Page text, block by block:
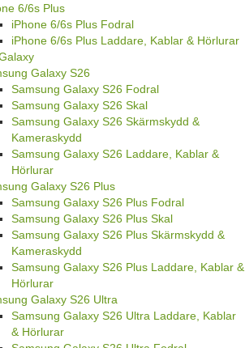
6/6s Plus
iPhone 6/6s Plus Fodral
iPhone 6/6s Plus Laddare, Kablar & Hörlurar
Galaxy S26
Samsung Galaxy S26 Fodral
Samsung Galaxy S26 Skal
Samsung Galaxy S26 Skärmskydd &
Kameraskydd
Samsung Galaxy S26 Laddare, Kablar &
Hörlurar
Galaxy S26 Plus
Samsung Galaxy S26 Plus Fodral
Samsung Galaxy S26 Plus Skal
Samsung Galaxy S26 Plus Skärmskydd &
Kameraskydd
Samsung Galaxy S26 Plus Laddare, Kablar &
Hörlurar
Galaxy S26 Ultra
Samsung Galaxy S26 Ultra Laddare, Kablar
& Hörlurar